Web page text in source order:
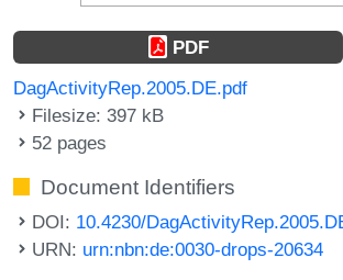
PDF
DagActivityRep.2005.DE.pdf
Filesize: 397 kB
52 pages
Document Identifiers
DOI: 10.4230/
URN: urn:nbn:de:0030-drops-20634